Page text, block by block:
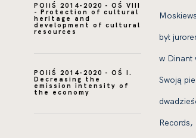
POIiŚ 2014-2020 - OŚ VIII
- Protection of cultural
heritage and
development of cultural
resources
POIiŚ 2014-2020 - OŚ I.
Decreasing the
emission intensity of
the economy
był
w Dinant
Swoją